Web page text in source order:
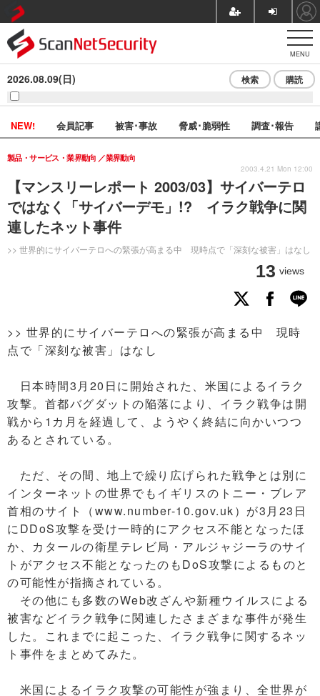
MENU
2026.08.09(日) 検索 購読
NEW! 会員記事 被害･事故 脅威･脆弱性 調査･報告
【マンスリーレポート 2003/03】サイバーテロ
ではなく「サイバーデモ」!? イラク戦争に関
連したネット事件
>> 世界的にサイバーテロへの緊張が高まる中 現時点で「深刻な被害」はなし
製品・サービス・業界動向 業界動向
13 views
2003.4.21 Mon 12:00
>> 世界的にサイバーテロへの緊張が高まる中 現時
点で「深刻な被害」はなし
日本時間3月20日に開始された、米国によるイラク
攻撃。首都バグダットの陥落により、イラク戦争は開
戦から1カ月を経過して、ようやく終結に向かいつつ
あるとされている。
ただ、その間、地上で繰り広げられた戦争とは別に
インターネットの世界でもイギリスのトニー・ブレア
首相のサイト（www.number-10.gov.uk）が3月23日
にDDoS攻撃を受け一時的にアクセス不能となったほ
か、カタールの衛星テレビ局・アルジャジーラのサイ
トがアクセス不能となったのもDoS攻撃によるものと
の可能性が指摘されている。
その他にも多数のWeb改ざんや新種ウイルスによる
被害などイラク戦争に関連したさまざまな事件が発生
した。これまでに起こった、イラク戦争に関するネッ
ト事件をまとめてみた。
米国によるイラク攻撃の可能性が強まり、全世界が